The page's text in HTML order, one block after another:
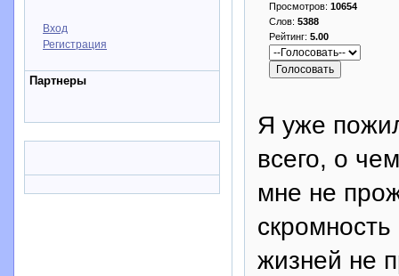
Вход
Регистрация
Партнеры
Просмотров: 10654
Слов: 5388
Рейтинг: 5.00
Я уже
всего, о
мне не
жизней не